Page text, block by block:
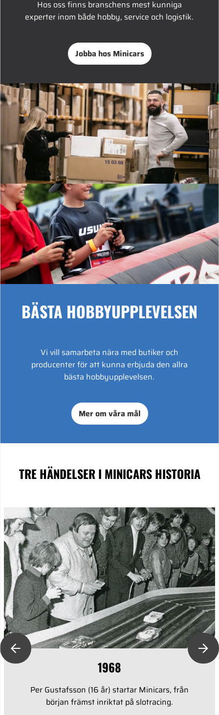
Hos oss finns branschens mest kunniga
experter inom både hobby, service och logistik.
Jobba hos Minicars
BÄSTA HOBBYUPPLEVELSEN
Vi vill samarbeta nära med butiker och
producenter för att kunna erbjuda den allra
bästa hobbyupplevelsen.
Mer om våra mål
TRE HÄNDELSERI MINICARS HISTORIA
1968
Per Gustafsson (16 år) startar Minicars, från
början främst inriktat på slotracing.